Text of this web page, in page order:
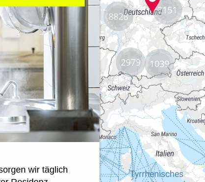
8828
2979
2151
1039